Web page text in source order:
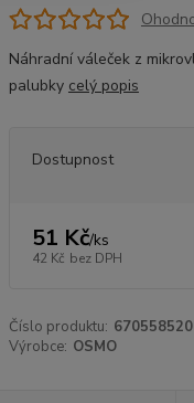
Náhradní váleček z
palubky celý popis
Dostupnost
51 Kč/ks
42 Kč bez DPH
Číslo produktu:
Výrobce: OSMO